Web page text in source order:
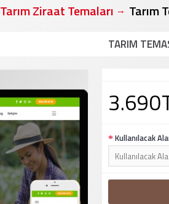
Tarım Ziraat Temaları
Tarım
TARIM
Kullanılacak